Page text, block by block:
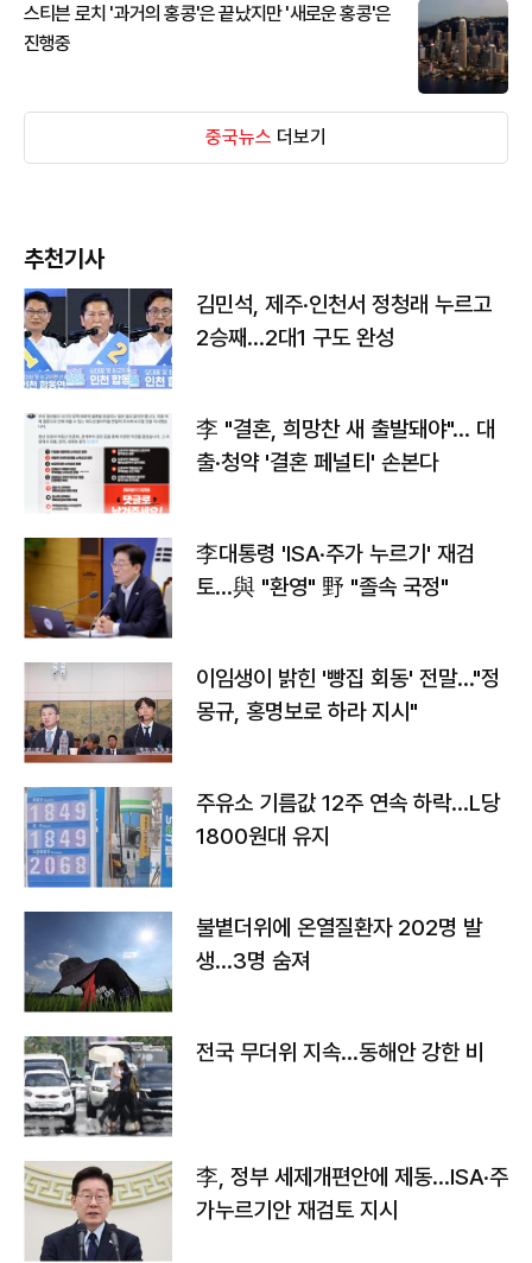
스티븐 로치 '과거의 홍콩'은 끝났지만 '새로운 홍콩'은
진행중
중국뉴스 더보기
추천기사
김민석, 제주·인천서 정청래 누르고
2승째…2대1 구도 완성
李 "결혼, 희망찬 새 출발돼야"… 대
출·청약 '결혼 페널티' 손본다
李대통령 'ISA·주가 누르기' 재검
토…與 "환영" 野 "졸속 국정"
이임생이 밝힌 '빵집 회동' 전말…"정
몽규, 홍명보로 하라 지시"
주유소 기름값 12주 연속 하락…L당
1800원대 유지
불볕더위에 온열질환자 202명 발
생…3명 숨져
전국 무더위 지속…동해안 강한 비
李, 정부 세제개편안에 제동…ISA·주
가누르기안 재검토 지시